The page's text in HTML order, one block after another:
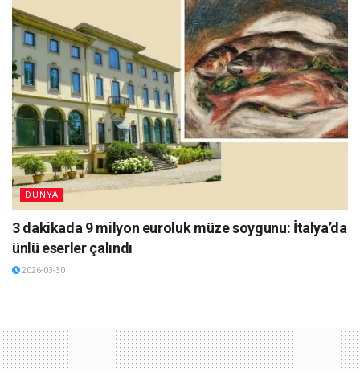
DÜNYA
3 dakikada 9 milyon euroluk müze soygunu: İtalya’da
ünlü eserler çalındı
2026-03-30